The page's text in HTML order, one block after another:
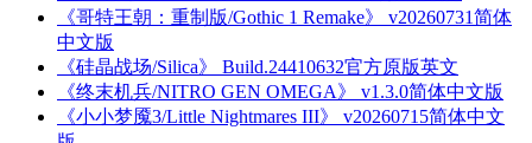
《哥特王朝：重制版/Gothic 1 Remake》 v20260731简体
中文版
《硅晶战场/Silica》 Build.24410632官方原版英文
《终末机兵/NITRO GEN OMEGA》 v1.3.0简体中文版
《小小梦魇3/Little Nightmares III》 v20260715简体中文